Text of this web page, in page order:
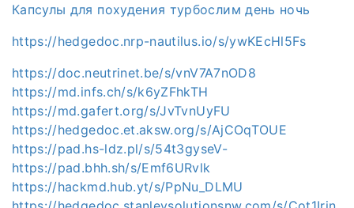
Капсулы для похудения турбослим день ночь
https://hedgedoc.nrp-nautilus.io/s/ywKEcHl5Fs
https://doc.neutrinet.be/s/vnV7A7nOD8
https://md.infs.ch/s/k6yZFhkTH
https://md.gafert.org/s/JvTvnUyFU
https://hedgedoc.et.aksw.org/s/AjCOqTOUE
https://pad.hs-ldz.pl/s/54t3gyseV-
https://pad.bhh.sh/s/Emf6URvlk
https://hackmd.hub.yt/s/PpNu_DLMU